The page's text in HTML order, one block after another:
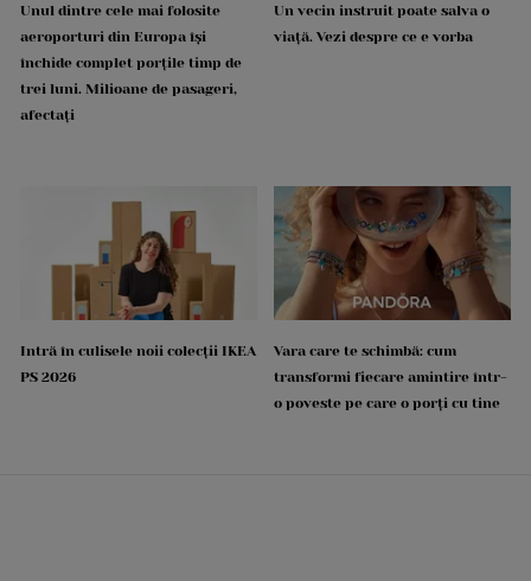
Unul dintre cele mai folosite
aeroporturi din Europa își
închide complet porțile timp de
trei luni. Milioane de pasageri,
afectați
Un vecin instruit poate salva o
viață. Vezi despre ce e vorba
Intră în culisele noii colecții IKEA
PS 2026
Vara care te schimbă: cum
transformi fiecare amintire într-
o poveste pe care o porți cu tine